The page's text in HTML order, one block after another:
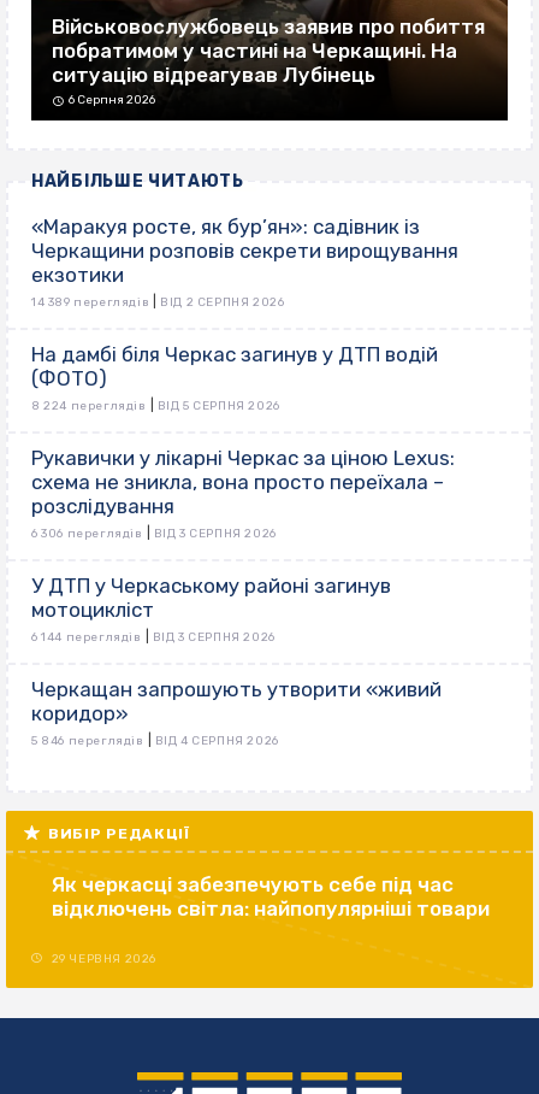
Військовослужбовець заявив про побиття
побратимом у частині на Черкащині. На
ситуацію відреагував Лубінець
6 Серпня 2026
НАЙБІЛЬШЕ ЧИТАЮТЬ
«Маракуя росте, як бур’ян»: садівник із
Черкащини розповів секрети вирощування
екзотики
14 389 переглядів ВІД 2 СЕРПНЯ 2026
На дамбі біля Черкас загинув у ДТП водій
(ФОТО)
8 224 переглядів ВІД 5 СЕРПНЯ 2026
Рукавички у лікарні Черкас за ціною Lexus:
схема не зникла, вона просто переїхала –
розслідування
6 306 переглядів ВІД 3 СЕРПНЯ 2026
У ДТП у Черкаському районі загинув
мотоцикліст
6 144 переглядів ВІД 3 СЕРПНЯ 2026
Черкащан запрошують утворити «живий
коридор»
5 846 переглядів ВІД 4 СЕРПНЯ 2026
ВИБІР РЕДАКЦІЇ
Як черкасці забезпечують себе під час
відключень світла: найпопулярніші товари
29 ЧЕРВНЯ 2026